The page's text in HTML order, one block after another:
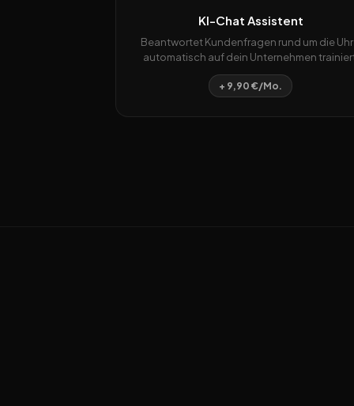
KI-Chat Assistent
Beantwortet Kundenfragen rund um die Uhr
automatisch auf dein Unternehmen
+ 9,90 €/Mo.